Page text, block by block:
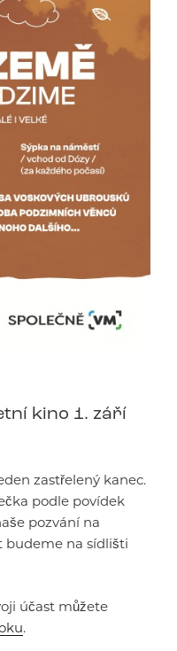
kino 1. září
zastřelený kanec.
podle povídek
pozvání na
budeme na sídlišti
účast můžete
.